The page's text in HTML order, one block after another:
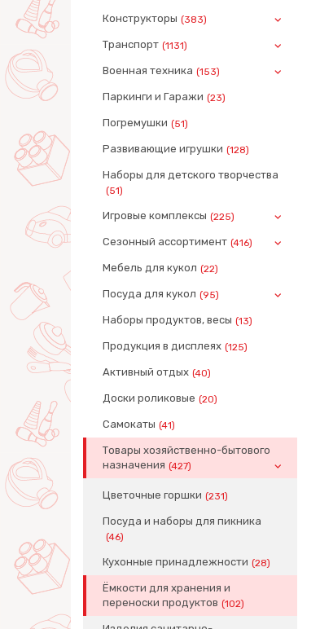
Конструкторы (383)
Транспорт (1131)
Военная техника (153)
Паркинги и Гаражи (23)
Погремушки (51)
Развивающие игрушки (128)
Наборы для детского творчества
(51)
Игровые комплексы (225)
Сезонный ассортимент (416)
Мебель для кукол (22)
Посуда для кукол (95)
Наборы продуктов, весы (13)
Продукция в дисплеях (125)
Активный отдых (40)
Доски роликовые (20)
Самокаты (41)
Товары хозяйственно-бытового
назначения (427)
Цветочные горшки (231)
Посуда и наборы для пикника
(46)
Кухонные принадлежности (28)
Ёмкости для хранения и
переноски продуктов (102)